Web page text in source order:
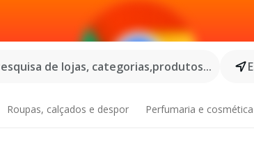
de lojas, categorias,produtos...
Roupas, calçados e despor Perfumaria e cosmética